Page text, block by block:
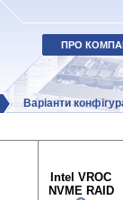
ПРО
Варіанти
Intel VROC
NVME RAID